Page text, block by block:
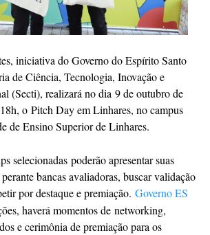
, iniciativa do Governo do Espírito Santo
de Ciência, Tecnologia, Inovação e
(Secti), realizará no dia 9 de outubro de
, o Pitch Day em Linhares, no campus
de Ensino Superior de Linhares.
selecionadas poderão apresentar suas
bancas avaliadoras, buscar validação
por destaque e premiação. Governo ES
haverá momentos de networking,
e cerimônia de premiação para os